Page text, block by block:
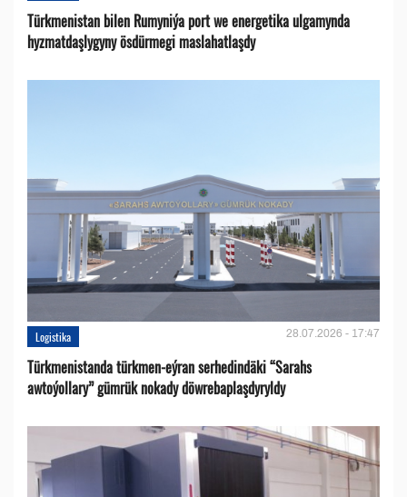
Türkmenistan bilen Rumyniýa port we energetika ulgamynda
hyzmatdaşlygyny ösdürmegi maslahatlaşdy
Logistika 28.07.2026 - 17:47
Türkmenistanda türkmen-eýran serhedindäki “Sarahs
awtoýollary” gümrük nokady döwrebaplaşdyryldy